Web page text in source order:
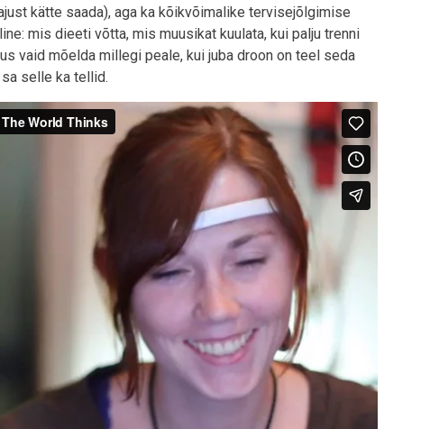
kätte saada), aga ka kõikvõimalike tervisejõlgimise
mis dieeti võtta, mis muusikat kuulata, kui palju trenni
vaid mõelda millegi peale, kui juba droon on teel seda
selle ka tellid.